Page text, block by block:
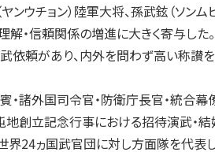
ンウチョン）陸軍大将、孫武鉉（ソ
・信頼関係の増進に大きく寄与した。
頼があり、内外を問わず高い称讃
諸外国司令官・防衛庁長官・統合
創立記念行事における招待演武・
24ヵ国武官団に対し方面隊を代表